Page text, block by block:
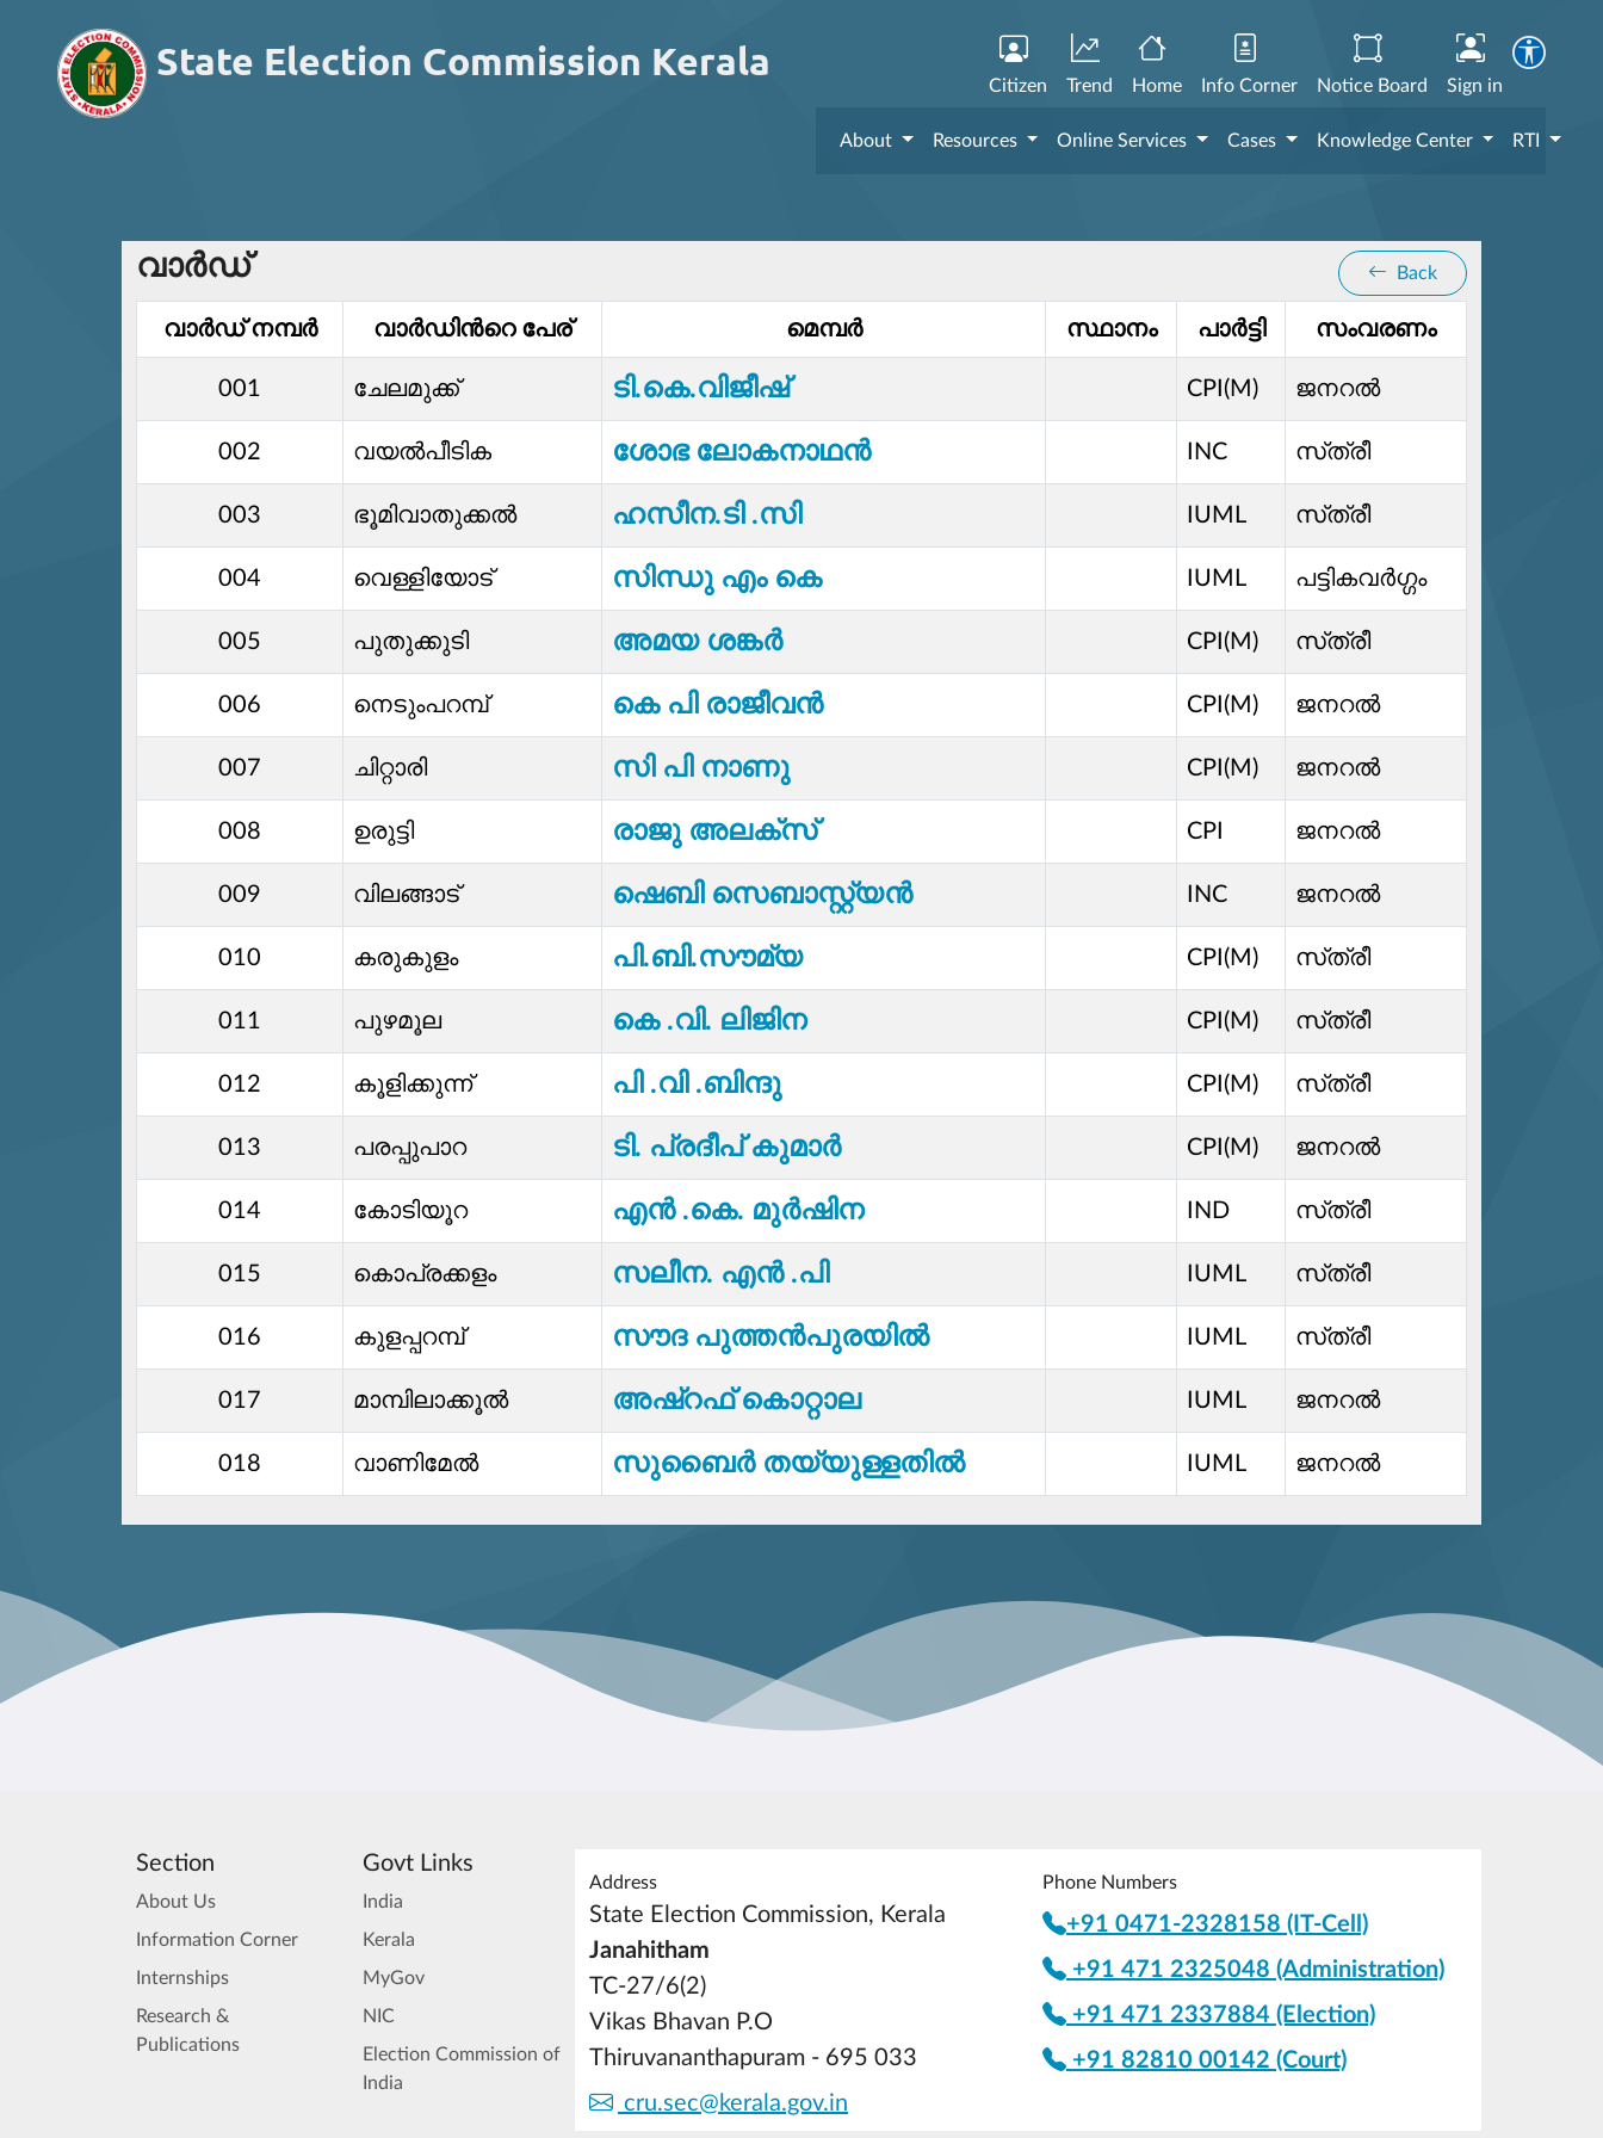
State Election Commission Kerala
Citizen Trend Home Info Corner Notice Board Sign in
About Resources Online Services Cases Knowledge Center RTI
വാര്‍ഡ് Back
വാര്‍ഡ്‌ നമ്പര്‍ വാര്‍ഡിൻറെ പേര് മെമ്പര്‍ സ്ഥാനം പാർട്ടി സംവരണം
001 ചേലമുക്ക് ടി.കെ.വിജീഷ് CPI(M) ജനറൽ
002 വയല്‍പീടിക ശോഭ ലോകനാഥൻ INC സ്‌ത്രീ
003 ഭൂമിവാതുക്കൽ ഹസീന.ടി .സി IUML സ്‌ത്രീ
004 വെള്ളിയോട് സിന്ധു എം കെ IUML പട്ടികവര്‍ഗ്ഗം
005 പുതുക്കുടി അമയ ശങ്കർ CPI(M) സ്‌ത്രീ
006 നെടുംപറമ്പ് കെ പി രാജീവൻ CPI(M) ജനറൽ
007 ചിറ്റാരി സി പി നാണു CPI(M) ജനറൽ
008 ഉരുട്ടി രാജു അലക്സ് CPI ജനറൽ
009 വിലങ്ങാട് ഷെബി സെബാസ്റ്റ്യൻ INC ജനറൽ
010 കരുകുളം പി.ബി.സൗമ്യ CPI(M) സ്‌ത്രീ
011 പുഴമൂല കെ .വി. ലിജിന CPI(M) സ്‌ത്രീ
012 കൂളിക്കുന്ന് പി .വി .ബിന്ദു CPI(M) സ്‌ത്രീ
013 പരപ്പുപാറ ടി. പ്രദീപ് കുമാർ CPI(M) ജനറൽ
014 കോടിയൂറ എൻ .കെ. മുർഷിന IND സ്‌ത്രീ
015 കൊപ്രക്കളം സലീന. എൻ .പി IUML സ്‌ത്രീ
016 കുളപ്പറമ്പ് സൗദ പുത്തൻപുരയിൽ IUML സ്‌ത്രീ
017 മാമ്പിലാക്കൂൽ അഷ്‌റഫ് കൊറ്റാല IUML ജനറൽ
018 വാണിമേൽ സുബൈർ തയ്യുള്ളതിൽ IUML ജനറൽ
Section
About Us
Information Corner
Internships
Research &
Publications
Govt Links
India
Kerala
MyGov
NIC
Election Commission of
India
Address
State Election Commission, Kerala
Janahitham
TC-27/6(2)
Vikas Bhavan P.O
Thiruvananthapuram - 695 033
cru.sec@kerala.gov.in
Phone Numbers
+91 0471-2328158 (IT-Cell)
+91 471 2325048 (Administration)
+91 471 2337884 (Election)
+91 82810 00142 (Court)